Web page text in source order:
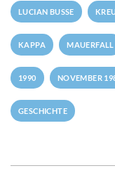
LUCIAN BUSSE
KAPPA MAUERFALL
1990 NOVEMBER
GESCHICHTE